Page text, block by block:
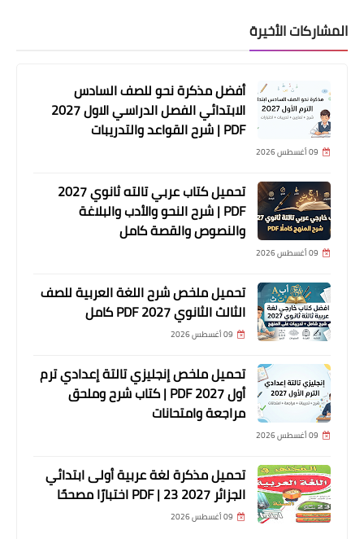
المشاركات الأخيرة
أفضل مذكرة نحو للصف السادس
الابتدائي الفصل الدراسي الاول 2027
PDF | شرح القواعد والتدريبات
09 أغسطس 2026
تحميل كتاب عربي تالته ثانوي 2027
PDF | شرح النحو والأدب والبلاغة
والنصوص والقصة كامل
09 أغسطس 2026
تحميل ملخص شرح اللغة العربية للصف
الثالث الثانوي 2027 PDF كامل
09 أغسطس 2026
تحميل ملخص إنجليزي تالتة إعدادي ترم
أول 2027 PDF | كتاب شرح وملحق
مراجعة وامتحانات
09 أغسطس 2026
تحميل مذكرة لغة عربية أولى ابتدائي
الجزائر 2027 PDF | 23 اختبارًا مصححًا
09 أغسطس 2026